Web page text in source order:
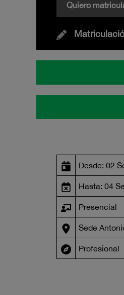
Quiero
Desde: 02
Hasta: 04
Presencial
Sede
Profesional